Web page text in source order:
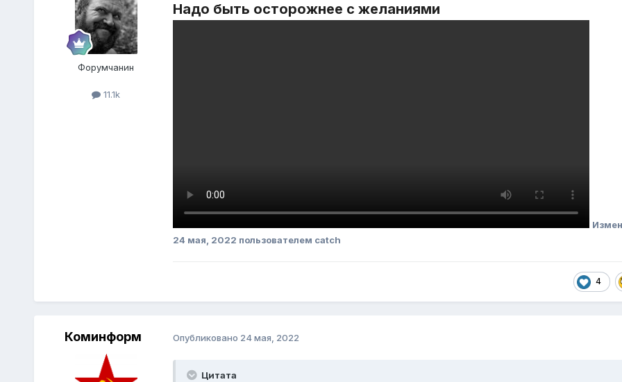
Форумчанин
11.1k
Надо быть осторожнее с желаниями
24 мая, 2022 пользователем catch
4
Коминформ Опубликовано 24 мая, 2022
Цитата